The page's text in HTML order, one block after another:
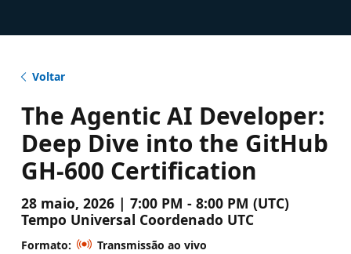
Voltar
The Agentic AI Developer:
Deep Dive into the GitHub
GH-600 Certification
28 maio, 2026 | 7:00 PM - 8:00 PM (UTC)
Tempo Universal Coordenado UTC
Formato:
Transmissão ao vivo